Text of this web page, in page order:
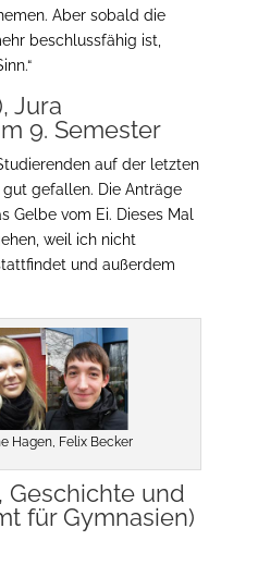
Aber sobald die
beschlussfähig ist,
Jura
9. Semester
auf der letzten
gefallen. Die Anträge
Gelbe vom Ei. Dieses Mal
weil ich nicht
und außerdem
Hagen, Felix Becker
Geschichte und
für Gymnasien)